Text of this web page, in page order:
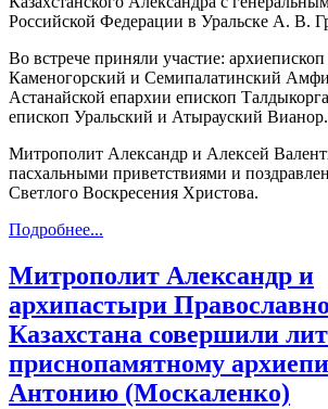
Российской Федерации в Уральске А. В.
Во встрече приняли участие: архиепископ
Каменогорский и Семипалатинский
Астанайской епархии епископ
епископ Уральский и Атырауский Вианор.
Митрополит Александр и Алексей
пасхальными приветствиями и
Светлого Воскресения Христова.
Подробнее...
Митрополит Александр и
архипастыри
Казахстана совершили
приснопамятному
Антонию (Москаленко)